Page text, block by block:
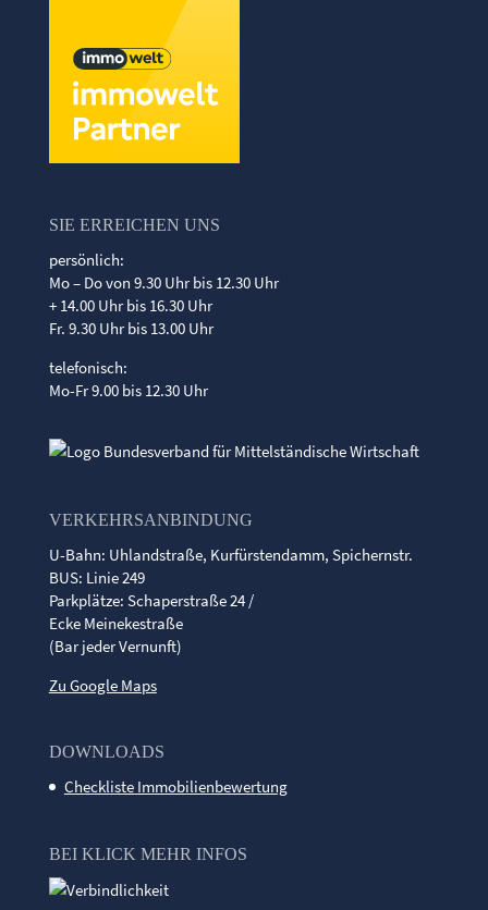
SIE ERREICHEN UNS
persönlich:
Mo – Do von 9.30 Uhr bis 12.30 Uhr
+ 14.00 Uhr bis 16.30 Uhr
Fr. 9.30 Uhr bis 13.00 Uhr
telefonisch:
Mo-Fr 9.00 bis 12.30 Uhr
VERKEHRSANBINDUNG
U-Bahn: Uhlandstraße, Kurfürstendamm, Spichernstr.
BUS: Linie 249
Parkplätze: Schaperstraße 24 /
Ecke Meinekestraße
(Bar jeder Vernunft)
Zu Google Maps
DOWNLOADS
Checkliste Immobilienbewertung
BEI KLICK MEHR INFOS